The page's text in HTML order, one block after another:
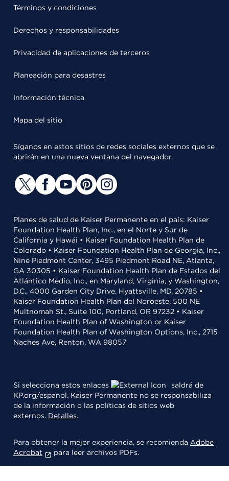
Términos y condiciones
Derechos y responsabilidades
Privacidad de aplicaciones de terceros
Planeación para desastres
Información técnica
Mapa del sitio
Síganos en estos sitios de redes sociales externos que se
abrirán en una nueva ventana del navegador.
Planes de salud de Kaiser Permanente en el país: Kaiser
Foundation Health Plan, Inc., en el Norte y Sur de
California y Hawái • Kaiser Foundation Health Plan de
Colorado • Kaiser Foundation Health Plan de Georgia, Inc.,
Nine Piedmont Center, 3495 Piedmont Road NE, Atlanta,
GA 30305 • Kaiser Foundation Health Plan de Estados del
Atlántico Medio, Inc., en Maryland, Virginia, y Washington,
D.C., 4000 Garden City Drive, Hyattsville, MD, 20785 •
Kaiser Foundation Health Plan del Noroeste, 500 NE
Multnomah St., Suite 100, Portland, OR 97232 • Kaiser
Foundation Health Plan of Washington or Kaiser
Foundation Health Plan of Washington Options, Inc., 2715
Naches Ave, Renton, WA 98057
Si selecciona estos enlaces
saldrá de
KP.org/espanol. Kaiser Permanente no se responsabiliza
de la información o las políticas de sitios web
externos. Detalles.
Para obtener la mejor experiencia, se recomienda Adobe
Acrobat
para leer archivos PDFs.